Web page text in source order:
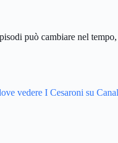
può cambiare nel
vedere I Cesaroni su